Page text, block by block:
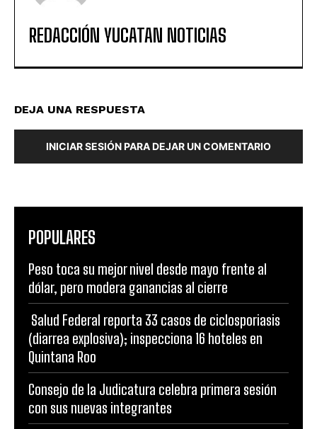
REDACCIÓN YUCATAN NOTICIAS
DEJA UNA RESPUESTA
INICIAR SESIÓN PARA DEJAR UN COMENTARIO
POPULARES
Peso toca su mejor nivel desde mayo frente al
dólar, pero modera ganancias al cierre
Salud Federal reporta 33 casos de ciclosporiasis
(diarrea explosiva); inspecciona 16 hoteles en
Quintana Roo
Consejo de la Judicatura celebra primera sesión
con sus nuevas integrantes